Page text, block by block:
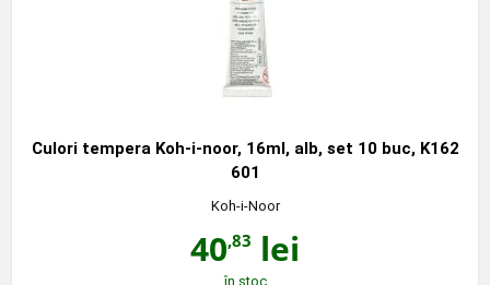
Culori tempera Koh-i-noor, 16ml, alb, set 10 buc, K162
601
Koh-i-Noor
40,83 lei
în stoc